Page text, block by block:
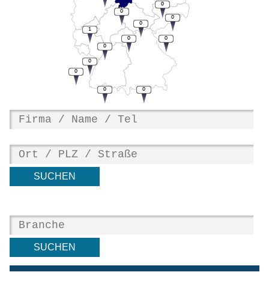
0
0
1
0
0
0
0
0
0
0
0
0